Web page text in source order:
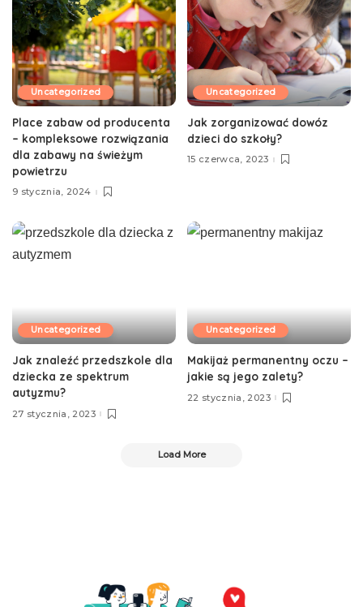
Uncategorized
Place zabaw od producenta
– kompleksowe rozwiązania
dla zabawy na świeżym
powietrzu
9 stycznia, 2024
Uncategorized
Jak zorganizować dowóz
dzieci do szkoły?
15 czerwca, 2023
Uncategorized
Jak znaleźć przedszkole dla
dziecka ze spektrum
autyzmu?
27 stycznia, 2023
Uncategorized
Makijaż permanentny oczu –
jakie są jego zalety?
22 stycznia, 2023
Load More